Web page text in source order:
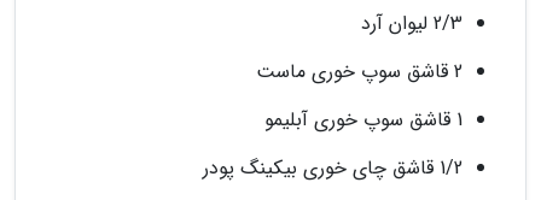
2/3 لیوان آرد
2 قاشق سوپ خوری ماست
1 قاشق سوپ خوری آبلیمو
1/2 قاشق چای خوری بیکینگ پودر